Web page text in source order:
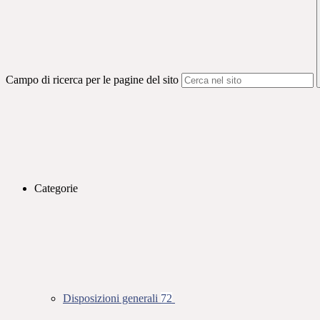
Campo di ricerca per le pagine del sito
Categorie
Disposizioni generali 72